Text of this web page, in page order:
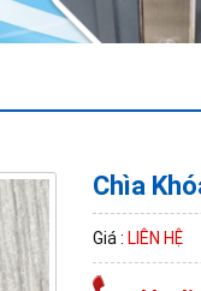
Chìa
Giá : LIÊN HỆ